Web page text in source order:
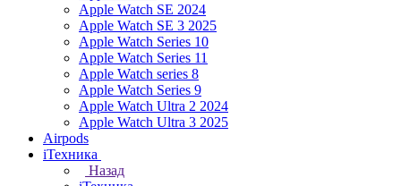
Apple Watch SE 2024
Apple Watch SE 3 2025
Apple Watch Series 10
Apple Watch Series 11
Apple Watch series 8
Apple Watch Series 9
Apple Watch Ultra 2 2024
Apple Watch Ultra 3 2025
Airpods
iТехника
Назад